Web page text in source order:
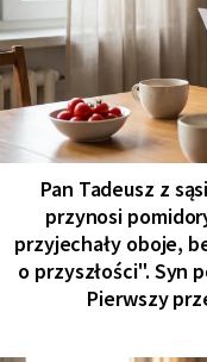
Pan Tadeusz z
przynosi
przyjechały oboje,
o przyszłości". Syn
Pierwszy